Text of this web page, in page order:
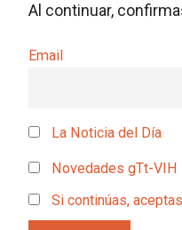
Al continuar,
Email
La Noticia del Día
Novedades gTt-VIH
Si continúas,